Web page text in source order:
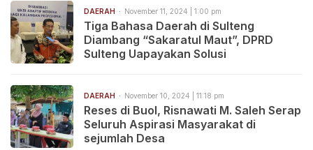
DAERAH November 11, 2024 | 1:00 pm
Tiga Bahasa Daerah di Sulteng
Diambang “Sakaratul Maut”, DPRD
Sulteng Uapayakan Solusi
DAERAH November 10, 2024 | 11:18 pm
Reses di Buol, Risnawati M. Saleh Serap
Seluruh Aspirasi Masyarakat di
sejumlah Desa